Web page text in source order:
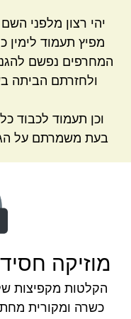
יהי רצון מלפני
מפיץ תעמוד לימין
המחרפים נפשם
ולחזרתם הביתה
וכן תעמוד לכבוד
בעת משמרתם על
מוזיקה
הקלטות מקפיצות
כשרה ומקורית